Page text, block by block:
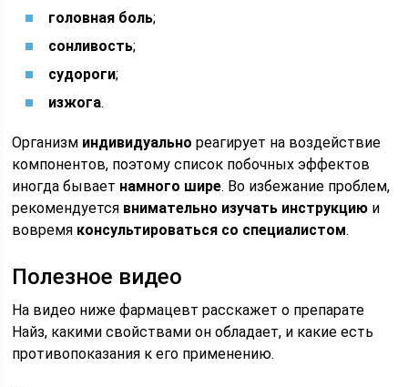
головная боль;
сонливость;
судороги;
изжога.
Организм индивидуально реагирует на воздействие
компонентов, поэтому список побочных эффектов
иногда бывает намного шире. Во избежание проблем,
рекомендуется внимательно изучать инструкцию и
вовремя консультироваться со специалистом.
Полезное видео
На видео ниже фармацевт расскажет о препарате
Найз, какими свойствами он обладает, и какие есть
противопоказания к его применению.